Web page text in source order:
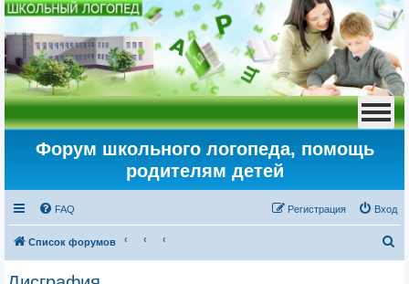
Форум школьного логопеда, помощь
родителям детей
FAQ Вход
Регистрация
Список форумов
о